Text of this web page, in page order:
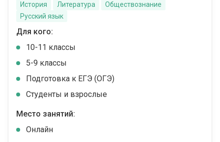
История Литература
Обществознание
Русский язык
Для кого:
10-11 классы
5-9 классы
Подготовка к ЕГЭ (ОГЭ)
Студенты и взрослые
Место занятий:
Онлайн